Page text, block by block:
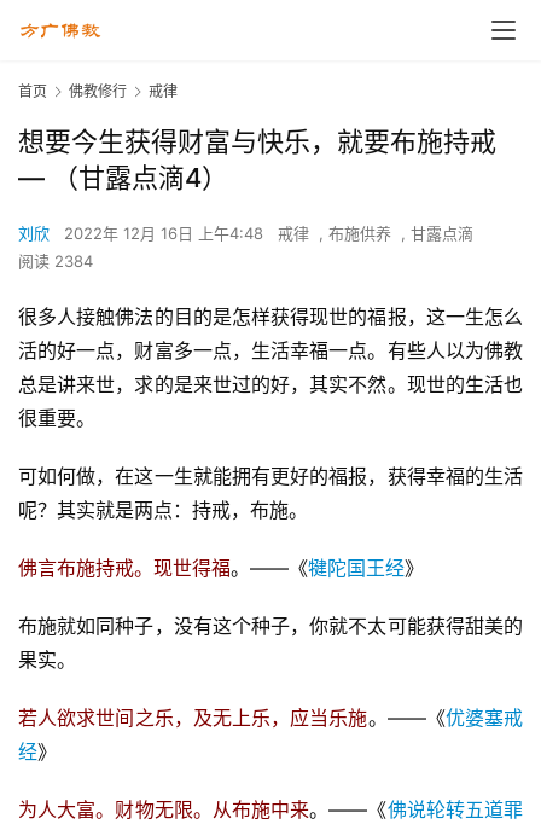
首页 佛教修行 戒律
想要今生获得财富与快乐，就要布施持戒
— （甘露点滴4）
刘欣 2022年 12月 16日 上午4:48 戒律 , 布施供养 , 甘露点滴
阅读 2384
很多人接触佛法的目的是怎样获得现世的福报，这一生怎么
活的好一点，财富多一点，生活幸福一点。有些人以为佛教
总是讲来世，求的是来世过的好，其实不然。现世的生活也
很重要。
可如何做，在这一生就能拥有更好的福报，获得幸福的生活
呢？其实就是两点：持戒，布施。
佛言布施持戒。现世得福。——《犍陀国王经》
布施就如同种子，没有这个种子，你就不太可能获得甜美的
果实。
若人欲求世间之乐，及无上乐，应当乐施。——《优婆塞戒
经》
为人大富。财物无限。从布施中来。——《佛说轮转五道罪